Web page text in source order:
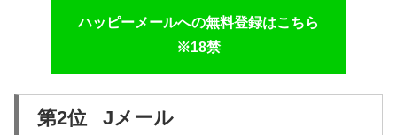
ハッピーメールへの無料登録はこちら
※18禁
第2位 Jメール